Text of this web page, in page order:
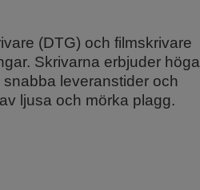
(DTG) och filmskrivare
Skrivarna erbjuder höga
leveranstider och
ljusa och mörka plagg.